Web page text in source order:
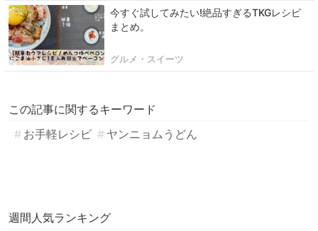
今すぐ試してみたい!絶品すぎるTKGレシピ
まとめ。
グルメ・スイーツ
この記事に関するキーワード
お手軽レシピ
ヤンニョムうどん
週間人気ランキング